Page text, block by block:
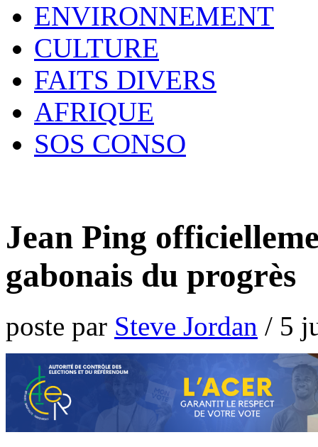
ENVIRONNEMENT
CULTURE
FAITS DIVERS
AFRIQUE
SOS CONSO
Jean Ping
gabonais du progrès
poste par Steve Jordan / 5